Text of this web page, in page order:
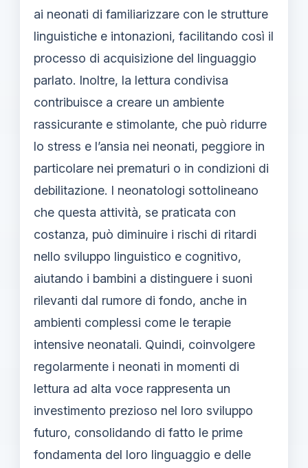
ai neonati di familiarizzare con le strutture
linguistiche e intonazioni, facilitando così il
processo di acquisizione del linguaggio
parlato. Inoltre, la lettura condivisa
contribuisce a creare un ambiente
rassicurante e stimolante, che può ridurre
lo stress e l’ansia nei neonati, peggiore in
particolare nei prematuri o in condizioni di
debilitazione. I neonatologi sottolineano
che questa attività, se praticata con
costanza, può diminuire i rischi di ritardi
nello sviluppo linguistico e cognitivo,
aiutando i bambini a distinguere i suoni
rilevanti dal rumore di fondo, anche in
ambienti complessi come le terapie
intensive neonatali. Quindi, coinvolgere
regolarmente i neonati in momenti di
lettura ad alta voce rappresenta un
investimento prezioso nel loro sviluppo
futuro, consolidando di fatto le prime
fondamenta del loro linguaggio e delle